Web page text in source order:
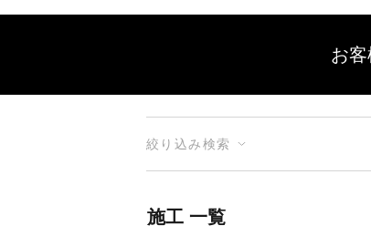
お
絞り込み検索
施工 一覧